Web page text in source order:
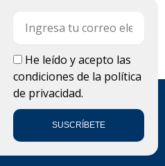
LOPDHe leído y acepto las
condiciones de la política
de privacidad.
SUSCRÍBETE